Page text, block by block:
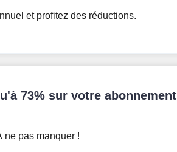
et profitez des réductions.
73% sur votre abonnement
ne pas manquer !